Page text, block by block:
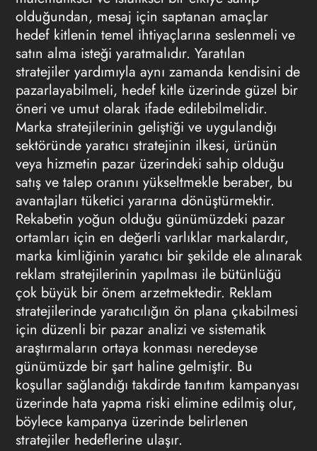
olduğundan, mesaj için saptanan amaçlar
hedef kitlenin temel ihtiyaçlarına seslenmeli ve
satın alma isteği yaratmalıdır. Yaratılan
stratejiler yardımıyla aynı zamanda kendisini de
pazarlayabilmeli, hedef kitle üzerinde güzel bir
öneri ve umut olarak ifade edilebilmelidir.
Marka stratejilerinin geliştiği ve uygulandığı
sektöründe yaratıcı stratejinin ilkesi, ürünün
veya hizmetin pazar üzerindeki sahip olduğu
satış ve talep oranını yükseltmekle beraber, bu
avantajları tüketici yararına dönüştürmektir.
Rekabetin yoğun olduğu günümüzdeki pazar
ortamları için en değerli varlıklar markalardır,
marka kimliğinin yaratıcı bir şekilde ele alınarak
reklam stratejilerinin yapılması ile bütünlüğü
çok büyük bir önem arzetmektedir. Reklam
stratejilerinde yaratıcılığın ön plana çıkabilmesi
için düzenli bir pazar analizi ve sistematik
araştırmaların ortaya konması neredeyse
günümüzde bir şart haline gelmiştir. Bu
koşullar sağlandığı takdirde tanıtım kampanyası
üzerinde hata yapma riski elimine edilmiş olur,
böylece kampanya üzerinde belirlenen
stratejiler hedeflerine ulaşır.